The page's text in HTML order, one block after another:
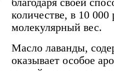
благодаря своей
количестве, в 10
молекулярный вес.
Масло лаванды,
оказывает особое